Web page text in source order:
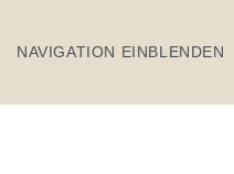
NAVIGATION EINBLENDEN